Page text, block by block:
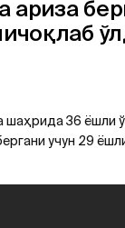
шаҳрида 36 ёшли
учун 29